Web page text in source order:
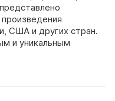
США и других стран.
и уникальным